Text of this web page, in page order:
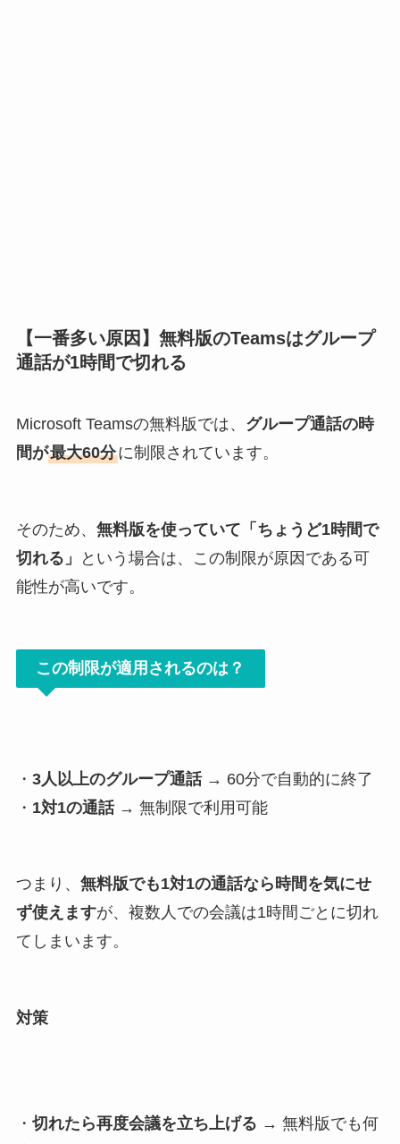
【一番多い原因】無料版のTeamsはグループ
通話が1時間で切れる
Microsoft Teamsの無料版では、 グループ通話の時
間が最大60分に制限されています。
そのため、 無料版を使っていて「ちょうど1時間で
切れる」
という場合は、この制限が原因である可
能性が高いです。
この制限が適用されるのは？
・ 3人以上のグループ通話→ 60分で自動的に終了
・ 1対1の通話→ 無制限で利用可能
つまり、 無料版でも1対1の通話なら時間を気にせ
ず使えますが、複数人での会議は1時間ごとに切れ
てしまいます。
対策
・ 切れたら再度会議を立ち上げる → 無料版でも何